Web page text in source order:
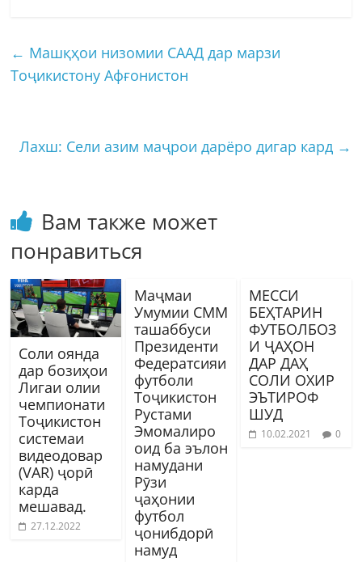
← Машқҳои низомии СААД дар марзи
Тоҷикистону Афғонистон
Лахш: Сели азим маҷрои дарёро дигар кард →
Вам также может
понравиться
Соли оянда
дар бозиҳои
Лигаи олии
чемпионати
Тоҷикистон
системаи
видеодовар
(VAR) ҷорӣ
карда
мешавад.
27.12.2022
Маҷмаи
Умумии СММ
ташаббуси
Президенти
Федератсияи
футболи
Тоҷикистон
Рустами
Эмомалиро
оид ба эълон
намудани
Рӯзи
ҷаҳонии
футбол
ҷонибдорӣ
намуд
МЕССИ
БЕҲТАРИН
ФУТБОЛБОЗ
И ҶАҲОН
ДАР ДАҲ
СОЛИ ОХИР
ЭЪТИРОФ
ШУД
10.02.2021 0